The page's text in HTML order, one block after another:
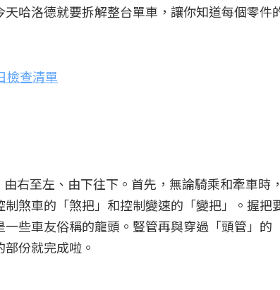
哈洛德就要拆解整台單車，讓你知道每個零件
檢查清單
右至左、由下往下。首先，無論騎乘和牽車時
煞車的「煞把」和控制變速的「變把」。握把
些車友俗稱的龍頭。豎管再與穿過「頭管」的
份就完成啦。